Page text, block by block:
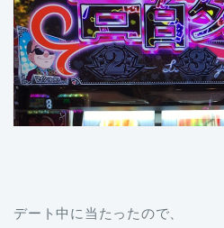
デート中に当たったので、